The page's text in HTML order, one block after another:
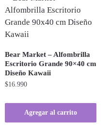
Bear Market – Alfombrilla
Escritorio Grande 90×40 cm
Diseño Kawaii
$16.990
Agregar al carrito